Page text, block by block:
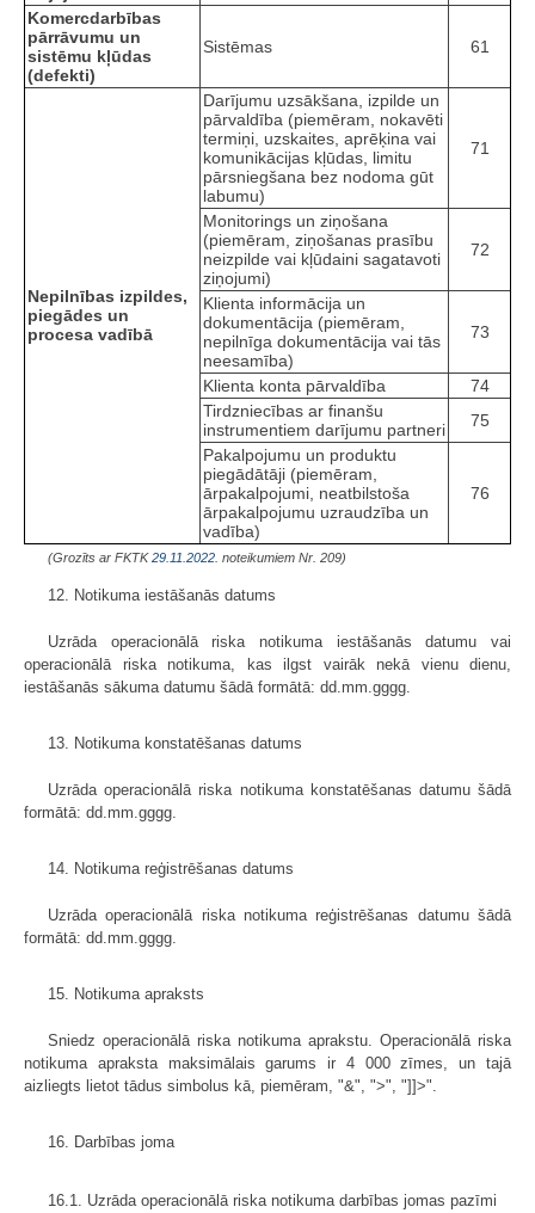
Komercdarbības
pārrāvumu un
sistēmu kļūdas
(defekti)
Sistēmas 61
Nepilnības izpildes,
piegādes un
procesa vadībā
Darījumu uzsākšana, izpilde un
pārvaldība (piemēram, nokavēti
termiņi, uzskaites, aprēķina vai
komunikācijas kļūdas, limitu
pārsniegšana bez nodoma gūt
labumu)
71
Monitorings un ziņošana
(piemēram, ziņošanas prasību
neizpilde vai kļūdaini sagatavoti
ziņojumi)
72
Klienta informācija un
dokumentācija (piemēram,
nepilnīga dokumentācija vai tās
neesamība)
73
Klienta konta pārvaldība
74
Tirdzniecības ar finanšu
instrumentiem darījumu partneri
75
Pakalpojumu un produktu
piegādātāji (piemēram,
ārpakalpojumi, neatbilstoša
ārpakalpojumu uzraudzība un
vadība)
76
(Grozīts ar FKTK29.11.2022. noteikumiem Nr. 209)
12. Notikuma iestāšanās datums
Uzrāda operacionālā riska notikuma iestāšanās datumu vai
operacionālā riska notikuma, kas ilgst vairāk nekā vienu dienu,
iestāšanās sākuma datumu šādā formātā: dd.mm.gggg.
13. Notikuma konstatēšanas datums
Uzrāda operacionālā riska notikuma konstatēšanas datumu šādā
formātā: dd.mm.gggg.
14. Notikuma reģistrēšanas datums
Uzrāda operacionālā riska notikuma reģistrēšanas datumu šādā
formātā: dd.mm.gggg.
15. Notikuma apraksts
Sniedz operacionālā riska notikuma aprakstu. Operacionālā riska
notikuma apraksta maksimālais garums ir 4 000 zīmes, un tajā
aizliegts lietot tādus simbolus kā, piemēram, "&", ">", "]]>".
16. Darbības joma
16.1. Uzrāda operacionālā riska notikuma darbības jomas pazīmi